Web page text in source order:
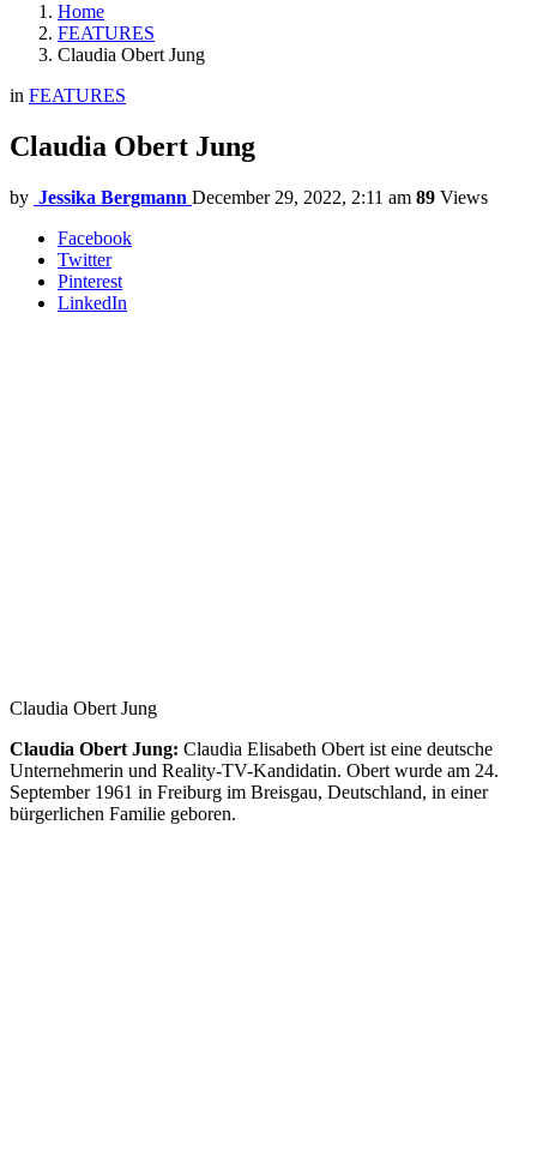
Home
FEATURES
Claudia Obert Jung
in FEATURES
Claudia Obert Jung
by Jessika Bergmann December 29, 2022, 2:11 am 89 Views
Facebook
Twitter
Pinterest
LinkedIn
Claudia Obert Jung
Claudia Obert Jung: Claudia Elisabeth Obert ist eine deutsche
Unternehmerin und Reality-TV-Kandidatin. Obert wurde am 24.
September 1961 in Freiburg im Breisgau, Deutschland, in einer
bürgerlichen Familie geboren.